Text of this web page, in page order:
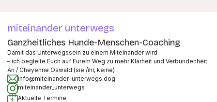
miteinander unterwegs
Ganzheitliches Hunde-Menschen-Coaching
Damit das Unterwegssein zu einem Miteinander wird
– ich begleite Euch auf Eurem Weg zu mehr Klarheit und Verbundenheit
Än / Cheyenne Oswald (sie /ihr, keine)
info@miteinander-unterwegs.dog
miteinander_unterwegs
Aktuelle Termine